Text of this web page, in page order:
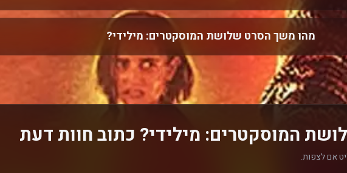
מהו משך הסרט שלושת המוסקטרים: מילידי?
המוסקטרים: מילידי? כתוב חוות דעת
אם לצפות.